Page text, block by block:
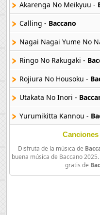
Akarenga No Meikyuu -
Calling - Baccano
Nagai Nagai Yume No
Ringo No Rakugaki -
Rojiura No Housoku -
Utakata No Inori -
Yurumikitta Kannou -
Disfruta de la música de
buena música de Baccano
gratis de